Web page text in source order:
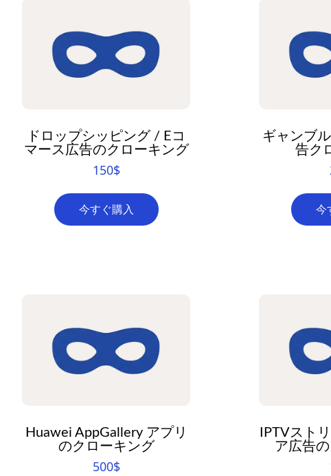
ドロップシッピング / Eコ
マース広告のクローキング
150$
今すぐ購入
ギャンブ
告ク
今
Huawei AppGallery アプリ
のクローキング
500$
IPTVスト
ア広告